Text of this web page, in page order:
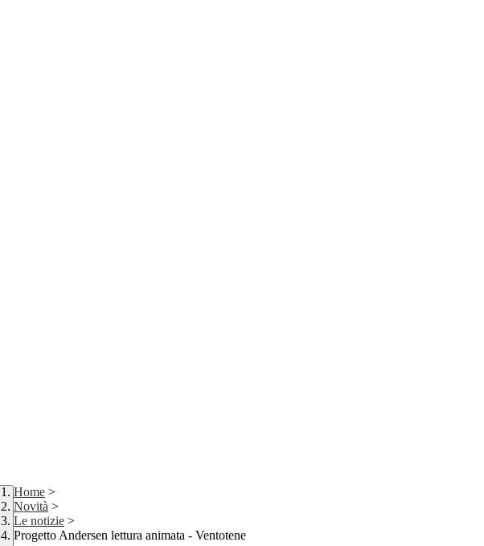
Home >
Novità >
Le notizie >
Progetto Andersen lettura animata - Ventotene